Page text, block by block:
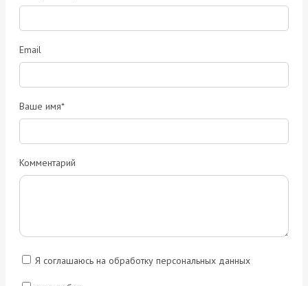
Email
Ваше имя*
Комментарий
Я соглашаюсь на обработку персональных данных